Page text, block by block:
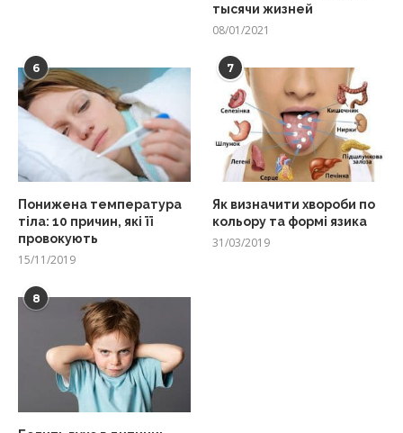
тысячи жизней
08/01/2021
6
Понижена температура
тіла: 10 причин, які її
провокують
15/11/2019
7
Як визначити хвороби по
кольору та формі язика
31/03/2019
8